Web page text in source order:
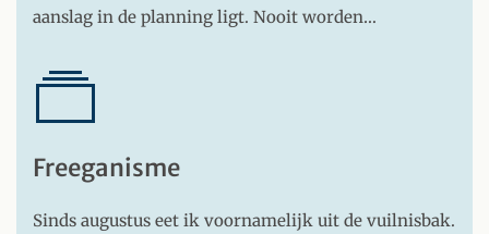
aanslag in de planning ligt. Nooit worden…
Freeganisme
Sinds augustus eet ik voornamelijk uit de vuilnisbak.